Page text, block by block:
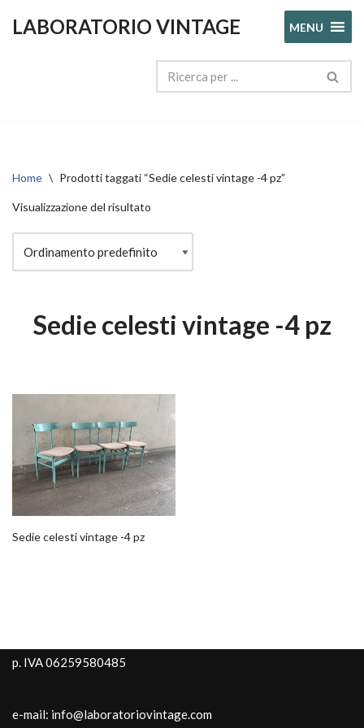
LABORATORIO VINTAGE MENU
Home \ Prodotti taggati “Sedie celesti vintage -4 pz”
Visualizzazione del risultato
Sedie celesti vintage -4 pz
Sedie celesti vintage -4 pz
p. IVA 06259580485
e-mail: info@laboratoriovintage.com